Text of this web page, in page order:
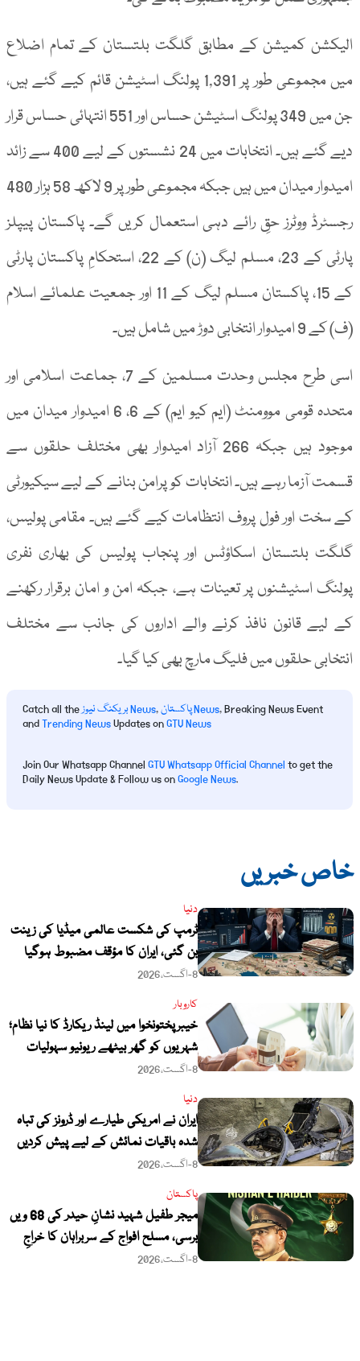
الیکشن کمیشن کے مطابق گلگت بلتستان کے تمام اضلاع
میں مجموعی طور پر 1,391 پولنگ اسٹیشن قائم کیے گئے ہیں،
جن میں 349 پولنگ اسٹیشن حساس اور 551 انتہائی حساس قرار
دیے گئے ہیں۔ انتخابات میں 24 نشستوں کے لیے 400 سے زائد
امیدوار میدان میں ہیں جبکہ مجموعی طور پر 9 لاکھ 58 ہزار 480
رجسٹرڈ ووٹرز حقِ رائے دہی استعمال کریں گے۔ پاکستان پیپلز
پارٹی کے 23، مسلم لیگ (ن) کے 22، استحکامِ پاکستان پارٹی
کے 15، پاکستان مسلم لیگ کے 11 اور جمعیت علمائے اسلام
(ف) کے 9 امیدوار انتخابی دوڑ میں شامل ہیں۔
اسی طرح مجلس وحدت مسلمین کے 7، جماعت اسلامی اور
متحدہ قومی موومنٹ (ایم کیو ایم) کے 6، 6 امیدوار میدان میں
موجود ہیں جبکہ 266 آزاد امیدوار بھی مختلف حلقوں سے
قسمت آزما رہے ہیں۔ انتخابات کو پرامن بنانے کے لیے سیکیورٹی
کے سخت اور فول پروف انتظامات کیے گئے ہیں۔ مقامی پولیس،
گلگت بلتستان اسکاؤٹس اور پنجاب پولیس کی بھاری نفری
پولنگ اسٹیشنوں پر تعینات ہے، جبکہ امن و امان برقرار رکھنے
کے لیے قانون نافذ کرنے والے اداروں کی جانب سے مختلف
انتخابی حلقوں میں فلیگ مارچ بھی کیا گیا۔
Catch all the بریکنگ نیوز News, پاکستان News, Breaking News Event
andTrending NewsUpdates onGTV News
Join Our Whatsapp ChannelGTV Whatsapp Official Channelto get the
Daily News Update & Follow us onGoogle News
خاص خبریں
دنیا
ٹرمپ کی شکست عالمی میڈیا کی زینت
بن گئی، ایران کا مؤقف مضبوط ہوگیا
8-اگست،2026
کاروبار
خیبرپختونخوا میں لینڈ ریکارڈ کا نیا نظام؛
شہریوں کو گھر بیٹھے ریونیو سہولیات
ملیں گی
8-اگست،2026
دنیا
ایران نے امریکی طیارے اور ڈرونز کی تباہ
شدہ باقیات نمائش کے لیے پیش کردیں
8-اگست،2026
پاکستان
میجر طفیل شہید نشانِ حیدر کی 68 ویں
برسی، مسلح افواج کے سربراہان کا خراجِ
عقیدت
8-اگست،2026